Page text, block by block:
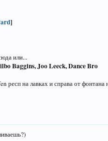
]
или...
Baggins, Joo Leeck, Dance Bro
респ на лавках и справа от фонтана